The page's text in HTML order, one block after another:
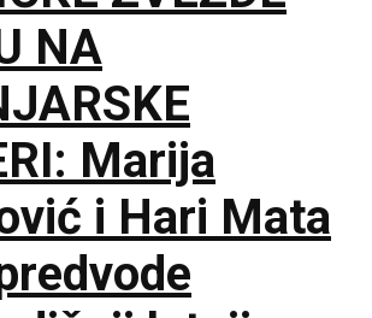
NA
Marija
i Hari Mata